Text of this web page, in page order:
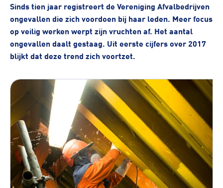
Sinds tien jaar registreert de Vereniging Afvalbedrijven
ongevallen die zich voordoen bij haar leden. Meer focus
op veilig werken werpt zijn vruchten af. Het aantal
ongevallen daalt gestaag. Uit eerste cijfers over 2017
blijkt dat deze trend zich voortzet.